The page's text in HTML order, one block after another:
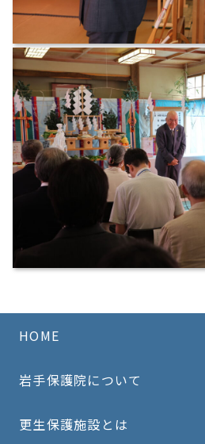
HOME
岩手保護院について
更生保護施設とは